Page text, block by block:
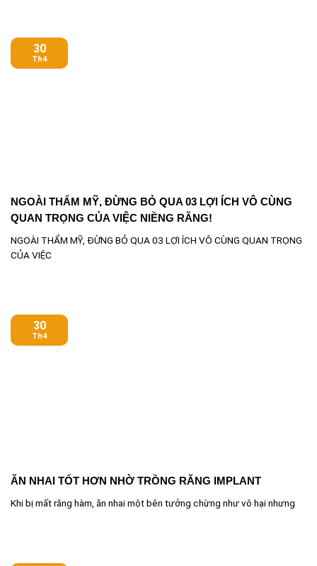
NGOÀI THẨM MỸ, ĐỪNG BỎ QUA 03 LỢI ÍCH VÔ CÙNG
QUAN TRỌNG CỦA VIỆC NIỀNG RĂNG!
NGOÀI THẨM MỸ, ĐỪNG BỎ QUA 03 LỢI ÍCH VÔ CÙNG QUAN TRỌNG
CỦA VIỆC
30
Th4
ĂN NHAI TỐT HƠN NHỜ TRỒNG RĂNG IMPLANT
Khi bị mất răng hàm, ăn nhai một bên tưởng chừng như vô hại nhưng
30
Th4